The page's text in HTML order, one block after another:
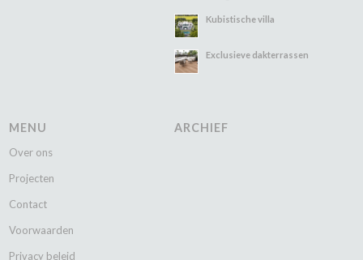
Kubistische villa
Exclusieve dakterrassen
MENU
Over ons
Projecten
Contact
Voorwaarden
Privacy beleid
ARCHIEF